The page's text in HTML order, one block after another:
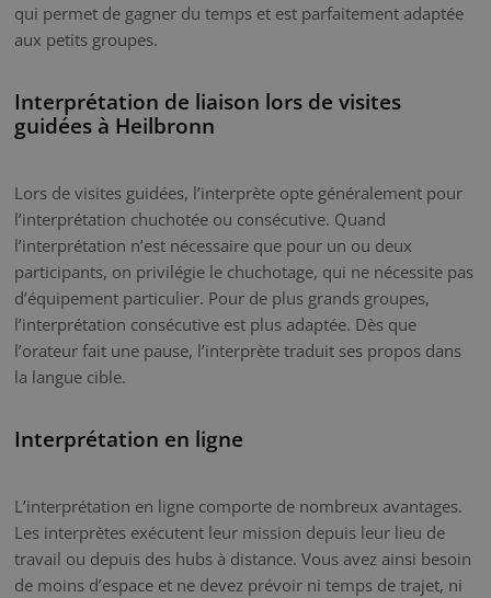
qui permet de gagner du temps et est parfaitement adaptée
aux petits groupes.
Interprétation de liaison lors de visites
guidées à Heilbronn
Lors de visites guidées, l’interprète opte généralement pour
l’interprétation chuchotée ou consécutive. Quand
l’interprétation n’est nécessaire que pour un ou deux
participants, on privilégie le chuchotage, qui ne nécessite pas
d’équipement particulier. Pour de plus grands groupes,
l’interprétation consécutive est plus adaptée. Dès que
l’orateur fait une pause, l’interprète traduit ses propos dans
la langue cible.
Interprétation en ligne
L’interprétation en ligne comporte de nombreux avantages.
Les interprètes exécutent leur mission depuis leur lieu de
travail ou depuis des hubs à distance. Vous avez ainsi besoin
de moins d’espace et ne devez prévoir ni temps de trajet, ni